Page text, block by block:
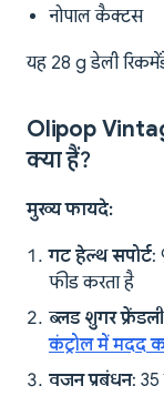
नोपाल कैक्टस
यह 28 g डेली
Olipop
क्या हैं?
मुख्य फायदे:
गट हेल्थ सपोर्ट:
फीड करता है
ब्लड शुगर फ्रेंडली
कंट्रोल में मदद
वजन प्रबंधन: 35